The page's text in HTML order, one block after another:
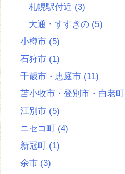
札幌駅付近 (3)
大通・すすきの (5)
小樽市 (5)
石狩市 (1)
千歳市・恵庭市 (11)
苫小牧市・登別市・白老町
江別市 (5)
ニセコ町 (4)
新冠町 (1)
余市 (3)